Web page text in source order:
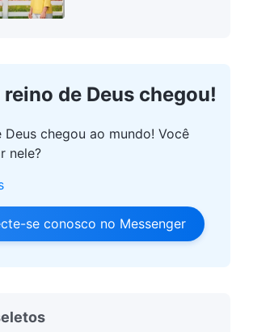
reino de Deus chegou!
Deus chegou ao mundo! Você
nele?
se conosco no Messenger